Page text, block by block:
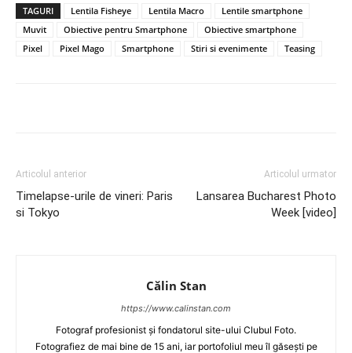
TAGURI Lentila Fisheye Lentila Macro
Lentile smartphone
Muvit
Obiective pentru Smartphone
Obiective smartphone
Pixel
Pixel Mago Smartphone Stiri si evenimente Teasing
Articolul anterior
Timelapse-urile de vineri: Paris
si Tokyo
Articolul urmator
Lansarea Bucharest Photo
Week [video]
Călin Stan
https://www.calinstan.com
Fotograf profesionist și fondatorul site-ului Clubul Foto.
Fotografiez de mai bine de 15 ani, iar portofoliul meu îl găsești pe